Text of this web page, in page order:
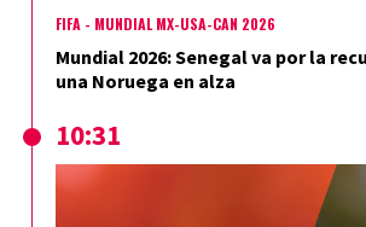
FIFA - MUNDIAL MX-USA-CAN 2026
Mundial 2026: Senegal va por la
una Noruega en alza
10:31